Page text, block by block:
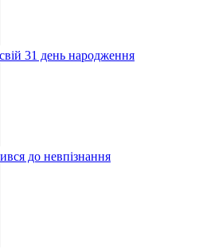
31 день народження
до невпізнання